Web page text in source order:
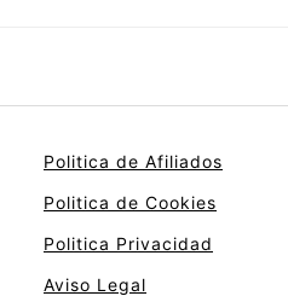
Politica de Afiliados
Politica de Cookies
Politica Privacidad
Aviso Legal